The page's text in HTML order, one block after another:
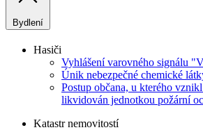
Bydlení
Hasiči
Vyhlášení varovného signálu
Únik nebezpečné chemické
Postup občana, u kterého
likvidován jednotkou požární
Katastr nemovitostí